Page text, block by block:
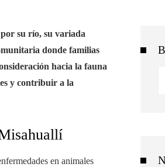
su río, su variada
donde familias
hacia la fauna
y contribuir a la
en animales